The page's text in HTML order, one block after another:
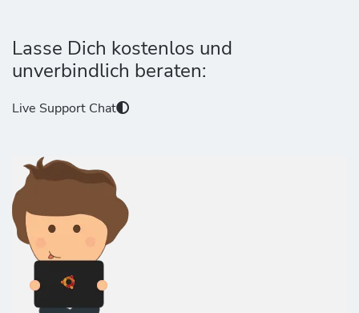
Lasse Dich kostenlos und
unverbindlich beraten:
Live Support Chat